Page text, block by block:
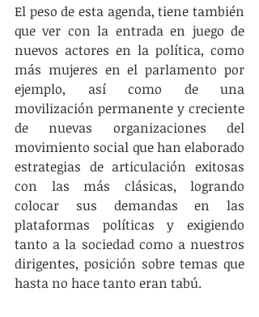
El peso de esta agenda, tiene también
que ver con la entrada en juego de
nuevos actores en la política, como
más mujeres en el parlamento por
ejemplo, así como de una
movilización permanente y creciente
de nuevas organizaciones del
movimiento social que han elaborado
estrategias de articulación exitosas
con las más clásicas, logrando
colocar sus demandas en las
plataformas políticas y exigiendo
tanto a la sociedad como a nuestros
dirigentes, posición sobre temas que
hasta no hace tanto eran tabú.